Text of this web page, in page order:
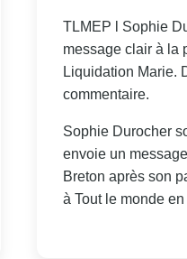
TLMEP l Sophie
message clair à la
Liquidation Marie.
commentaire.
Sophie Durocher
envoie un
Breton après son
à Tout le monde